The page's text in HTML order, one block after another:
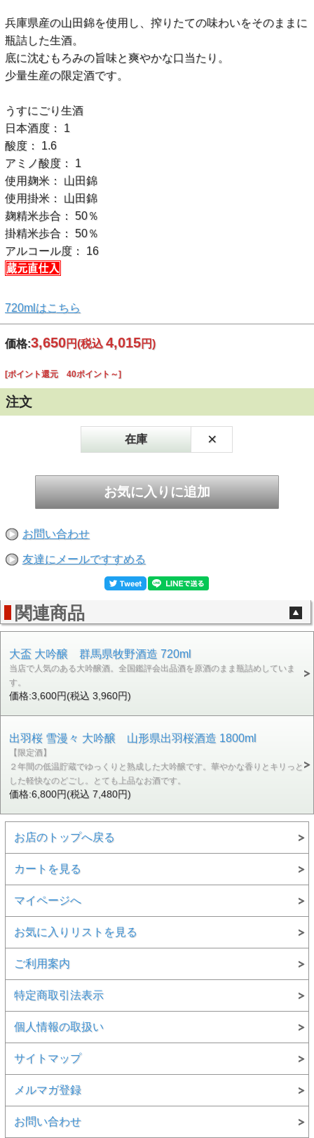
兵庫県産の山田錦を使用し、搾りたての味わいをそのままに
瓶詰した生酒。
底に沈むもろみの旨味と爽やかな口当たり。
少量生産の限定酒です。
うすにごり生酒
日本酒度： 1
酸度： 1.6
アミノ酸度： 1
使用麹米： 山田錦
使用掛米： 山田錦
麹精米歩合： 50％
掛精米歩合： 50％
アルコール度： 16
720mlはこちら
価格:3,650円(税込 4,015円)
[ポイント還元 40ポイント～]
注文
在庫 ×
お問い合わせ
友達にメールですすめる
関連商品
大盃 大吟醸 群馬県牧野酒造 720ml
当店で人気のある大吟醸酒。全国鑑評会出品酒を原酒のまま瓶詰めしていま
す。
価格:3,600円(税込 3,960円)
出羽桜 雪漫々 大吟醸 山形県出羽桜酒造 1800ml
【限定酒】
２年間の低温貯蔵でゆっくりと熟成した大吟醸です。華やかな香りとキリっと
した軽快なのどごし。とても上品なお酒です。
価格:6,800円(税込 7,480円)
お店のトップへ戻る
カートを見る
マイページへ
お気に入りリストを見る
ご利用案内
特定商取引法表示
個人情報の取扱い
サイトマップ
メルマガ登録
お問い合わせ